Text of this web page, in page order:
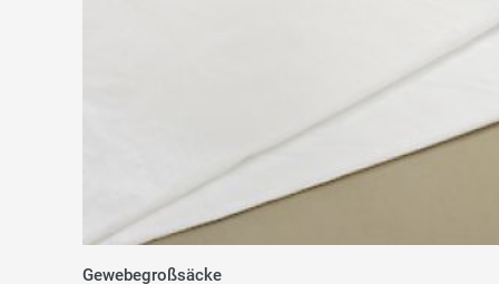
Gewebegroßsäcke